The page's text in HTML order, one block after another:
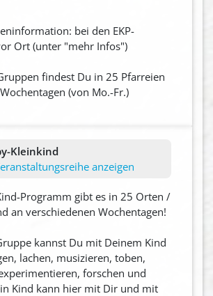
bei den EKP-
Ort (unter "mehr Infos")
findest Du in 25 Pfarreien
(von Mo.-Fr.)
Kleinkind
anzeigen
Programm gibt es in 25 Orten /
an verschiedenen Wochentagen!
kannst Du mit Deinem Kind
lachen, musizieren, toben,
forschen und
Kind kann hier mit Dir und mit